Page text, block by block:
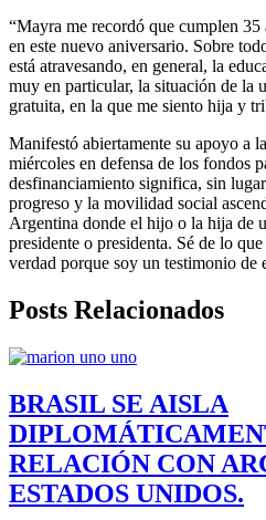
“Mayra me recordó que cumplen 35
en este nuevo aniversario. Sobre
está atravesando, en general, la
muy en particular, la situación de la
gratuita, en la que me siento hija y
Manifestó abiertamente su apoyo a
miércoles en defensa de los fondos
desfinanciamiento significa, sin
progreso y la movilidad social
Argentina donde el hijo o la hija de
presidente o presidenta. Sé de lo
verdad porque soy un testimonio de
Posts Relacionados
BRASIL SE AISLA
RELACIÓN CON
ESTADOS UNIDOS.